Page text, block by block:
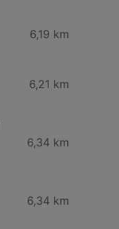
6,19 km
6,21 km
6,34 km
6,34 km